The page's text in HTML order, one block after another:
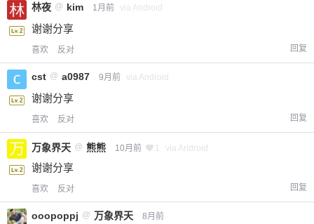
林夜 @ kim 1月前 via Android
谢谢分享
喜欢 反对 回复
cst @ a0987 9月前 via Android
谢谢分享
喜欢 反对 回复
万象界天 @ 熊熊 10月前 1 via Android
谢谢分享
喜欢 反对 回复
ooopoppj @ 万象界天 8月前